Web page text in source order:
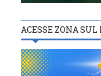
ACESSE ZONA